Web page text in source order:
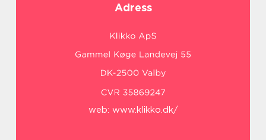
Adress
web: www.klikko.dk/